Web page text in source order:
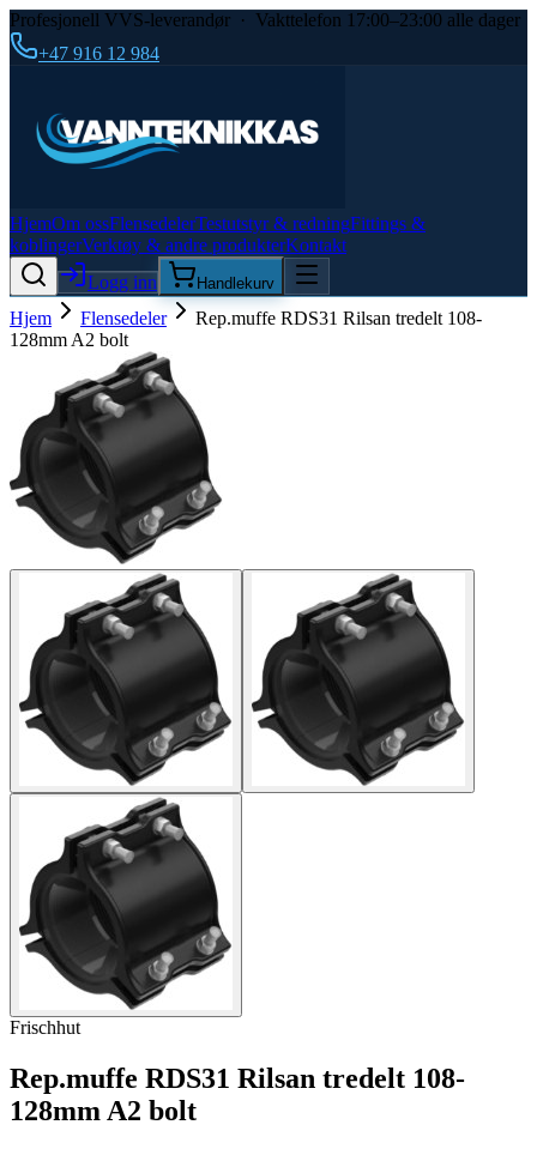
Profesjonell VVS-leverandør · Vakttelefon 17:00–23:00 alle dager
+47 916 12 984
HjemOm ossFlensedelerTestutstyr & redningFittings &
koblingerVerktøy & andre produkterKontakt
Logg inn
Handlekurv
Hjem Flensedeler
Rep.muffe RDS31 Rilsan tredelt 108-
128mm A2 bolt
Frischhut
Rep.muffe RDS31 Rilsan tredelt 108-
128mm A2 bolt